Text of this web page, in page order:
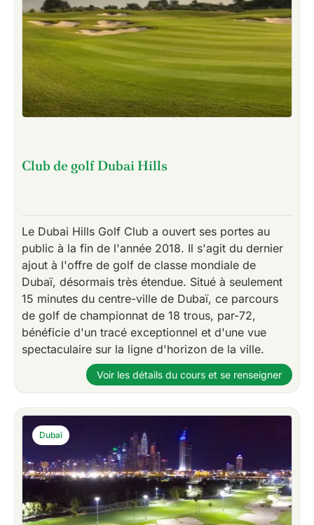
Club de golf Dubai Hills
Le Dubai Hills Golf Club a ouvert ses portes au
public à la fin de l'année 2018. Il s'agit du dernier
ajout à l'offre de golf de classe mondiale de
Dubaï, désormais très étendue. Situé à seulement
15 minutes du centre-ville de Dubaï, ce parcours
de golf de championnat de 18 trous, par-72,
bénéficie d'un tracé exceptionnel et d'une vue
spectaculaire sur la ligne d'horizon de la ville.
Voir les détails du cours et se renseigner
Dubaï